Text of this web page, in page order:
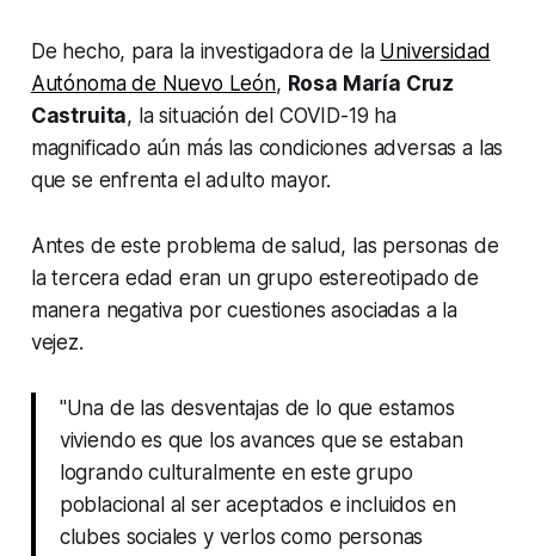
De hecho, para la investigadora de la Universidad
Autónoma de Nuevo León, Rosa María Cruz
Castruita, la situación del COVID-19 ha
magnificado aún más las condiciones adversas a las
que se enfrenta el adulto mayor.
Antes de este problema de salud, las personas de
la tercera edad eran un grupo estereotipado de
manera negativa por cuestiones asociadas a la
vejez.
"Una de las desventajas de lo que estamos
viviendo es que los avances que se estaban
logrando culturalmente en este grupo
poblacional al ser aceptados e incluidos en
clubes sociales y verlos como personas